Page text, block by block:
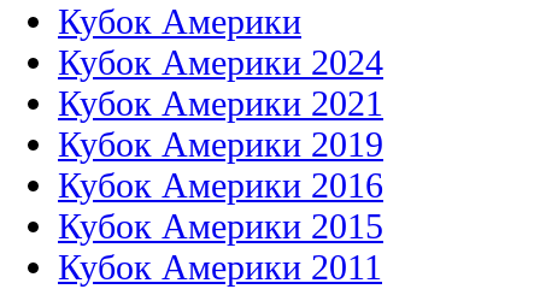
Кубок Америки
Кубок Америки 2024
Кубок Америки 2021
Кубок Америки 2019
Кубок Америки 2016
Кубок Америки 2015
Кубок Америки 2011